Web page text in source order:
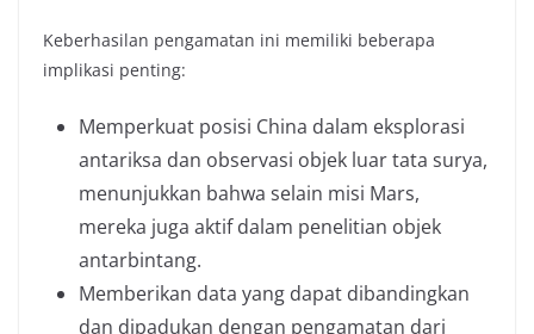
Keberhasilan pengamatan ini memiliki beberapa
implikasi penting:
Memperkuat posisi China dalam eksplorasi
antariksa dan observasi objek luar tata surya,
menunjukkan bahwa selain misi Mars,
mereka juga aktif dalam penelitian objek
antarbintang.
Memberikan data yang dapat dibandingkan
dan dipadukan dengan pengamatan dari